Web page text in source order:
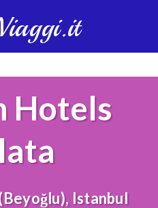
Hotels
Istanbul